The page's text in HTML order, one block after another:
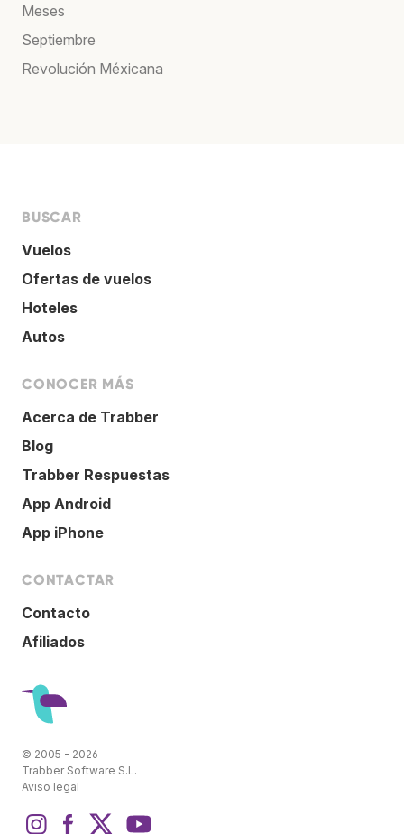
Meses
Septiembre
Revolución Méxicana
BUSCAR
Vuelos
Ofertas de vuelos
Hoteles
Autos
CONOCER MÁS
Acerca de Trabber
Blog
Trabber Respuestas
App Android
App iPhone
CONTACTAR
Contacto
Afiliados
© 2005 - 2026
Trabber Software S.L.
Aviso legal